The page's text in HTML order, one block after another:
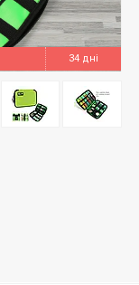
34 дні